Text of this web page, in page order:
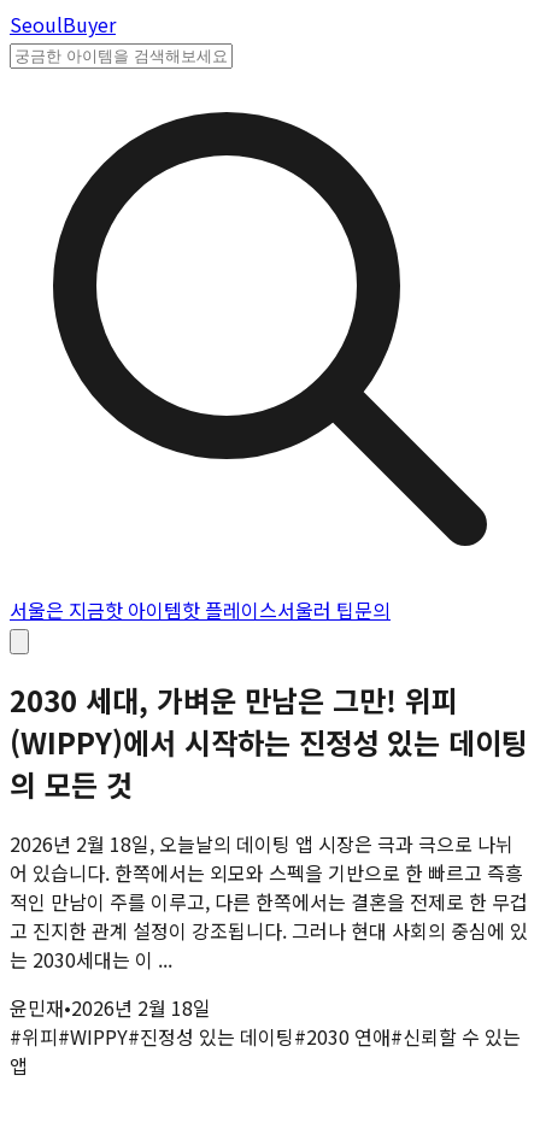
SeoulBuyer
서울은 지금핫 아이템핫 플레이스서울러 팁문의
2030 세대, 가벼운 만남은 그만! 위피
(WIPPY)에서 시작하는 진정성 있는 데이팅
의 모든 것
2026년 2월 18일, 오늘날의 데이팅 앱 시장은 극과 극으로 나뉘
어 있습니다. 한쪽에서는 외모와 스펙을 기반으로 한 빠르고 즉흥
적인 만남이 주를 이루고, 다른 한쪽에서는 결혼을 전제로 한 무겁
고 진지한 관계 설정이 강조됩니다. 그러나 현대 사회의 중심에 있
는 2030세대는 이 ...
윤민재•2026년 2월 18일
#위피#WIPPY#진정성 있는 데이팅#2030 연애#신뢰할 수 있는
앱